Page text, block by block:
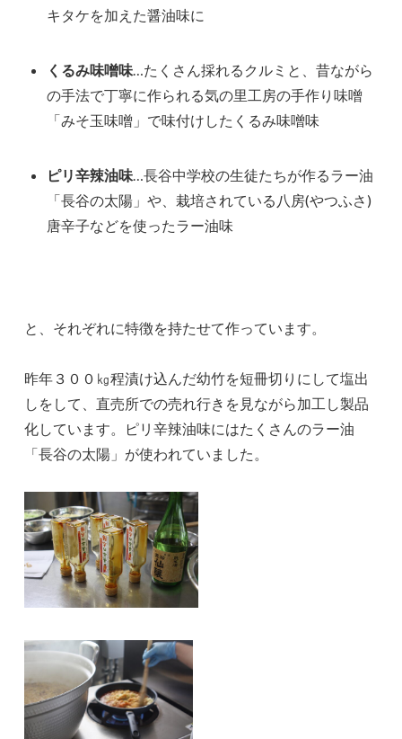
キタケを加えた醤油味に
くるみ味噌味…たくさん採れるクルミと、昔ながら
の手法で丁寧に作られる気の里工房の手作り味噌
「みそ玉味噌」で味付けしたくるみ味噌味
ピリ辛辣油味…長谷中学校の生徒たちが作るラー油
「長谷の太陽」や、栽培されている八房(やつふさ)
唐辛子などを使ったラー油味
と、それぞれに特徴を持たせて作っています。
昨年３００㎏程漬け込んだ幼竹を短冊切りにして塩出
しをして、直売所での売れ行きを見ながら加工し製品
化しています。ピリ辛辣油味にはたくさんのラー油
「長谷の太陽」が使われていました。